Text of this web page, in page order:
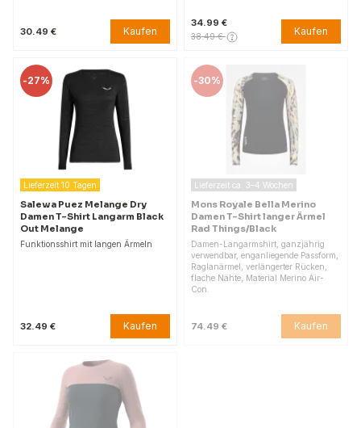
30.49 € Kaufen
34.99 €
38.49 € Kaufen
-27%
Lieferzeit 10 Tagen
Salewa Puez Melange Dry
Damen T-Shirt Langarm Black
Out Melange
Funktionsshirt mit langen Ärmeln
32.49 € Kaufen
-30%
Lieferzeit ca. 3–4 Wochen
Mons Royale Bella Merino
Damen T-Shirt langer Ärmel
Rad Things/Black
Damen-Langarmshirt, ganzjährig
verwendbar, enganliegende Passform,
Raglanärmel, verlängerter Rücken,
flache Nähte, Material Merino Air-
Con.
74.49 € Kaufen